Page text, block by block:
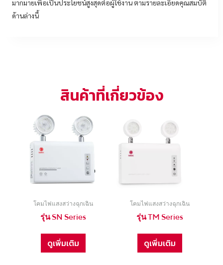
มากมายเพื่อเป็นประโยชน์สูงสุดต่อผู้ใช้งาน ตามรายละเอียดคุณสมบัติ
ด้านล่างนี้
สินค้าที่เกี่ยวข้อง
โคมไฟแสงสว่างฉุกเฉิน
รุ่น SN Series
ดูเพิ่มเติม
โคมไฟแสงสว่างฉุกเฉิน
รุ่น TM Series
ดูเพิ่มเติม